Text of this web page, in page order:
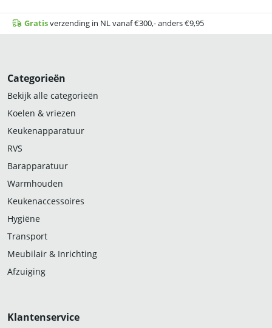
Gratisverzending in NL vanaf €300,- anders €9,95
Categorieën
Bekijk alle categorieën
Koelen & vriezen
Keukenapparatuur
RVS
Barapparatuur
Warmhouden
Keukenaccessoires
Hygiëne
Transport
Meubilair & Inrichting
Afzuiging
Klantenservice